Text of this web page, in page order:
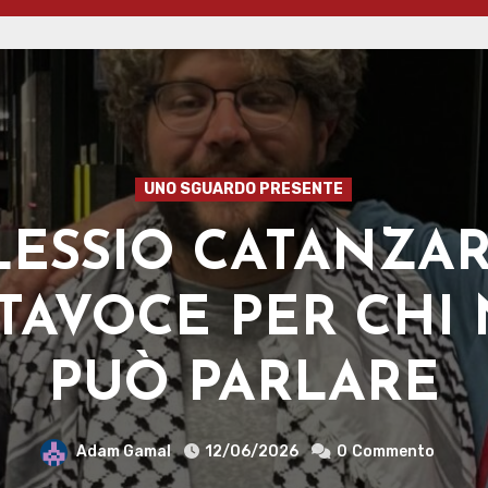
FERMI CHE FISICO!
Michele Sbizzera 12/06/2026 0 Commento